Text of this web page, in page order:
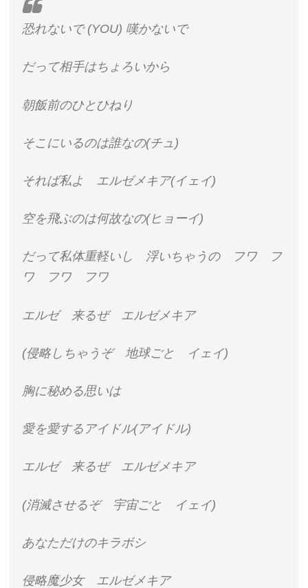
恐れないで (YOU) 嘆かないで
だって相手はちょろいから
朝飯前のひとひねり
そこにいるのは誰なの(チュ)
それば私よ エルゼメキア(イェイ)
空を飛ぶのは何故なの(ヒョーイ)
だって私体重軽いし 浮いちゃうの フワ フ
ワ フワ フワ
エルゼ 来るぜ エルゼメキア
(侵略しちゃうぞ 地球ごと イェイ)
胸に秘める思いは
愛を愛するアイドル(アイドル)
エルゼ 来るぜ エルゼメキア
(消滅させるぞ 宇宙ごと イェイ)
あなただけのキラボシ
侵略魔少女 エルゼメキア